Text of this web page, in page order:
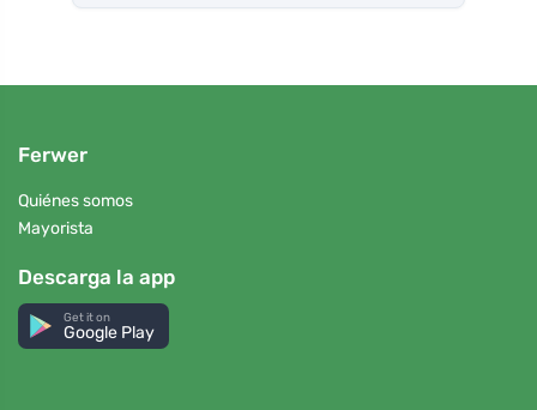
Ferwer
Quiénes somos
Mayorista
Descarga la app
Get it on
Google Play